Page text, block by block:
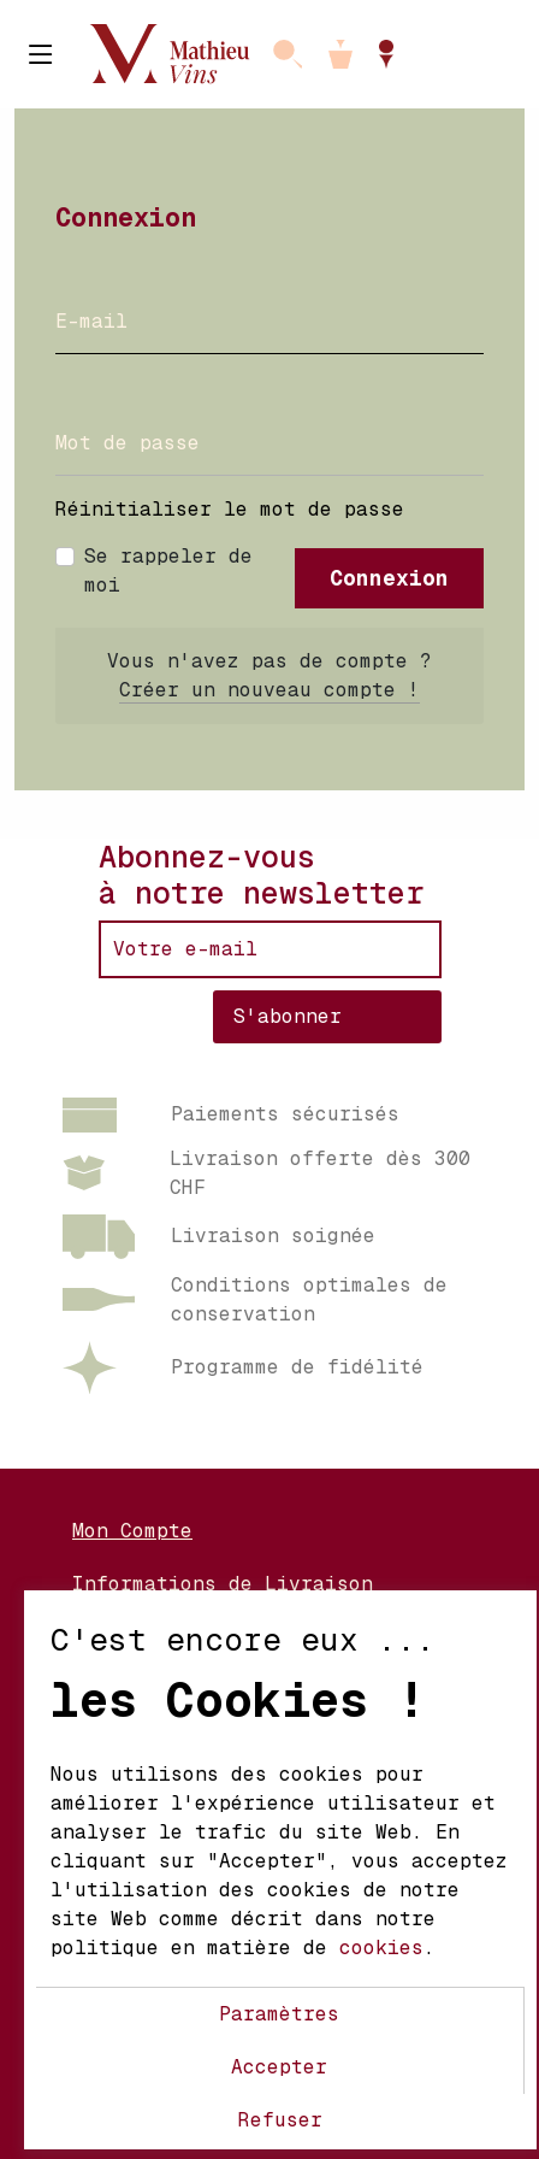
Connexion
Réinitialiser le mot de passe
Se rappeler de
moi
Connexion
Vous n'avez pas de compte ?
Créer un nouveau compte !
Abonnez-vous
à notre newsletter
Paiements sécurisés
Livraison offerte dès 300
CHF
Livraison soignée
Conditions optimales de
conservation
Programme de fidélité
Mon Compte
Informations de Livraison
Conditions d’Utilisation
Mathieu S.A. Vins fins
d'origine
Chemin du Coteau 29 A
1123 Aclens Suisse
@MATHIEUVINS
Contact FAQ
C'est encore eux ...
les Cookies !
Nous utilisons des cookies pour
améliorer l'expérience utilisateur et
analyser le trafic du site Web. En
cliquant sur "Accepter", vous acceptez
l'utilisation des cookies de notre
site Web comme décrit dans notre
politique en matière de cookies .
Paramètres
Accepter
Refuser